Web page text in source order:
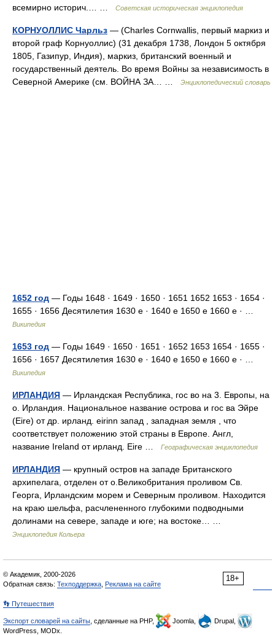
всемирно историч.… …
Советская историческая энциклопедия
КОРНУОЛЛИС Чарльз — (Charles Cornwallis, первый маркиз и
второй граф Корнуоллис) (31 декабря 1738, Лондон 5 октября
1805, Газипур, Индия), маркиз, британский военный и
государственный деятель. Во время Войны за независимость в
Северной Америке (см. ВОЙНА ЗА… …
Энциклопедический словарь
1652 год — Годы 1648 · 1649 · 1650 · 1651 1652 1653 · 1654 ·
1655 · 1656 Десятилетия 1630 е · 1640 е 1650 е 1660 е · …
Википедия
1653 год — Годы 1649 · 1650 · 1651 · 1652 1653 1654 · 1655 ·
1656 · 1657 Десятилетия 1630 е · 1640 е 1650 е 1660 е · …
Википедия
ИРЛАНДИЯ — Ирландская Республика, гос во на 3. Европы, на
о. Ирландия. Национальное название острова и гос ва Эйре
(Eire) от др. ирланд. eirinn запад , западная земля , что
соответствует положению этой страны в Европе. Англ,
название Ireland от ирланд. Eire …
Географическая энциклопедия
ИРЛАНДИЯ — крупный остров на западе Британского
архипелага, отделен от о.Великобритания проливом Св.
Георга, Ирландским морем и Северным проливом. Находится
на краю шельфа, расчлененного глубокими подводными
долинами на севере, западе и юге; на востоке… …
Энциклопедия Кольера
18+
© Академик, 2000-2026
Обратная связь: Техподдержка Реклама на сайте
👣 Путешествия
Экспорт словарей на сайты , сделанные на PHP, Joomla,
Drupal,
WordPress, MODx.